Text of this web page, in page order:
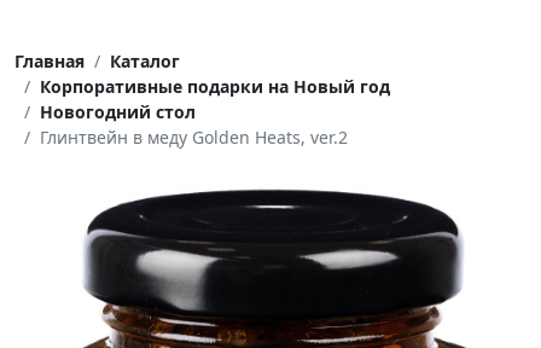
Главная
Каталог
Корпоративные подарки на Новый год
Новогодний стол
Глинтвейн в меду Golden Heats, ver.2